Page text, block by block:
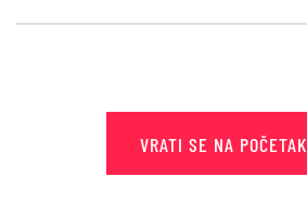
VRATI SE NA POČETAK